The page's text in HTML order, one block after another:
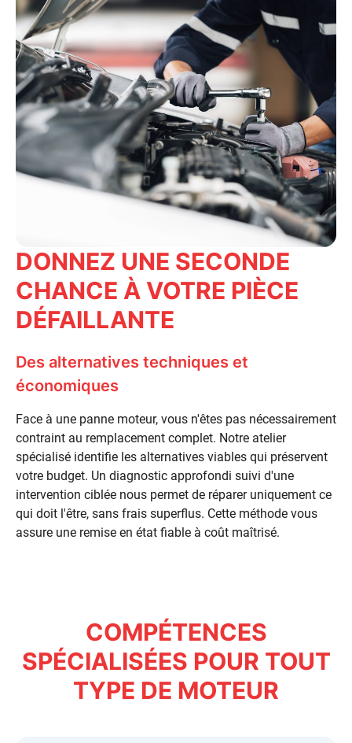
DONNEZ UNE SECONDE
CHANCE À VOTRE PIÈCE
DÉFAILLANTE
Des alternatives techniques et
économiques
Face à une panne moteur, vous n'êtes pas nécessairement
contraint au remplacement complet. Notre atelier
spécialisé identifie les alternatives viables qui préservent
votre budget. Un diagnostic approfondi suivi d'une
intervention ciblée nous permet de réparer uniquement ce
qui doit l'être, sans frais superflus. Cette méthode vous
assure une remise en état fiable à coût maîtrisé.
COMPÉTENCES
SPÉCIALISÉES POUR TOUT
TYPE DE MOTEUR